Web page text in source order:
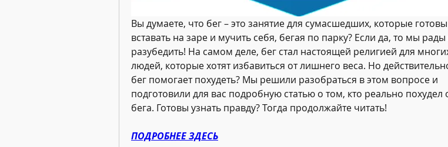
Вы думаете, что бег – это занятие для сумасшедших, которые готовы
вставать на заре и мучить себя, бегая по парку? Если да, то мы рады
разубедить! На самом деле, бег стал настоящей религией для
людей, которые хотят избавиться от лишнего веса. Но
бег помогает похудеть? Мы решили разобраться в этом вопросе и
подготовили для вас подробную статью о том, кто реально похудел
бега. Готовы узнать правду? Тогда продолжайте читать!
ПОДРОБНЕЕ ЗДЕСЬ